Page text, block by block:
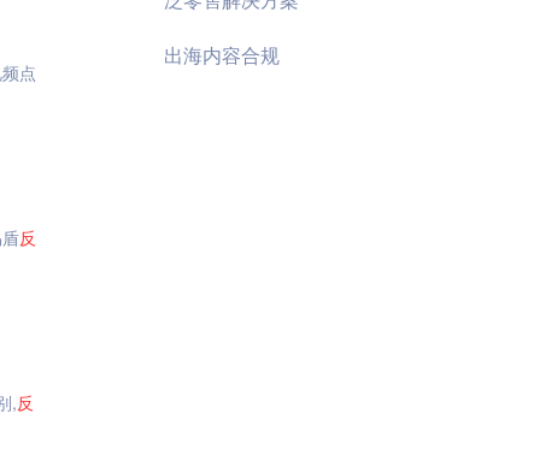
点
反
,反
出海内容合规